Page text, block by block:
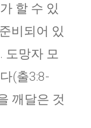
할 수 있
비되어 있
도망자 모
(출3:8-
깨달은 것